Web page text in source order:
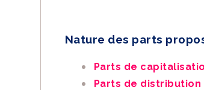
Nature des parts
Parts de
Parts de distribution